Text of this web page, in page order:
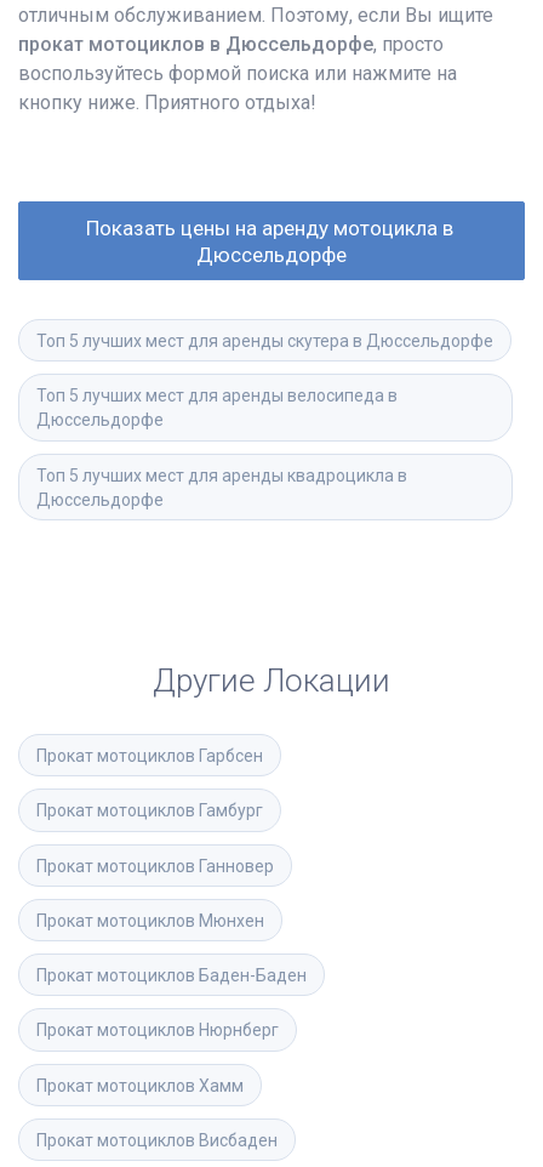
отличным обслуживанием. Поэтому, если Вы ищите
прокат мотоциклов в Дюссельдорфе, просто
воспользуйтесь формой поиска или нажмите на
кнопку ниже. Приятного отдыха!
Показать цены на аренду мотоцикла в
Дюссельдорфе
Топ 5 лучших мест для аренды скутера в Дюссельдорфе
Топ 5 лучших мест для аренды велосипеда в
Дюссельдорфе
Топ 5 лучших мест для аренды квадроцикла в
Дюссельдорфе
Другие Локации
Прокат мотоциклов Гарбсен
Прокат мотоциклов Гамбург
Прокат мотоциклов Ганновер
Прокат мотоциклов Мюнхен
Прокат мотоциклов Баден-Баден
Прокат мотоциклов Нюрнберг
Прокат мотоциклов Хамм
Прокат мотоциклов Висбаден